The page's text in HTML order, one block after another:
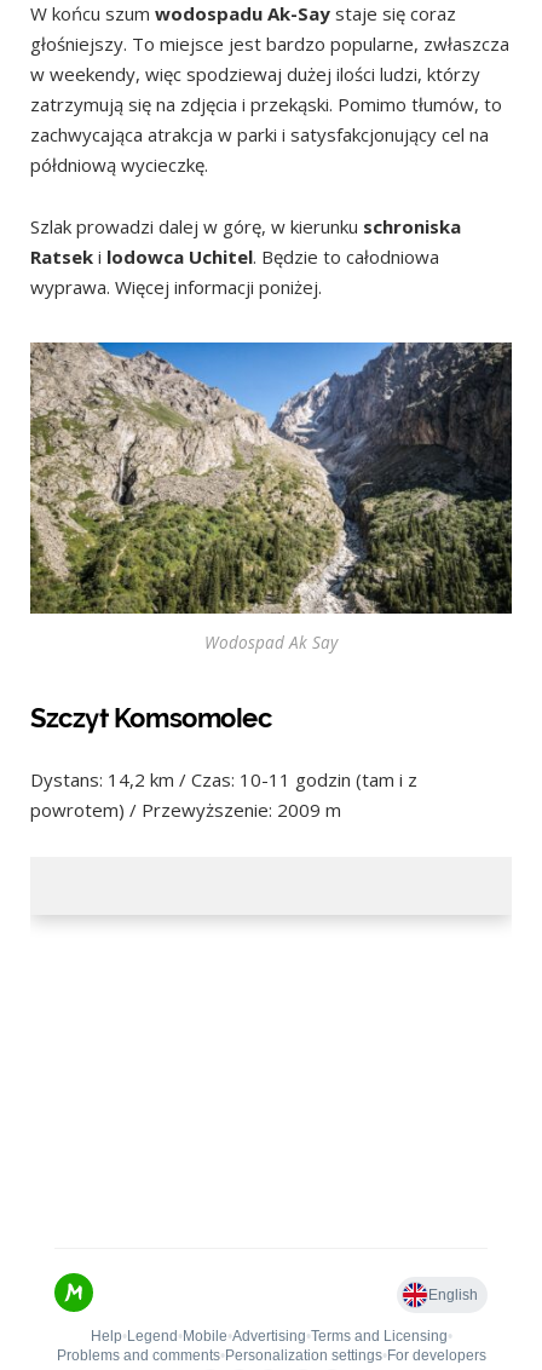
W końcu szum wodospadu Ak-Say staje się coraz
głośniejszy. To miejsce jest bardzo popularne, zwłaszcza
w weekendy, więc spodziewaj dużej ilości ludzi, którzy
zatrzymują się na zdjęcia i przekąski. Pomimo tłumów, to
zachwycająca atrakcja w parki i satysfakcjonujący cel na
półdniową wycieczkę.
Szlak prowadzi dalej w górę, w kierunku schroniska
Ratsek i lodowca Uchitel. Będzie to całodniowa
wyprawa. Więcej informacji poniżej.
Wodospad Ak Say
Szczyt Komsomolec
Dystans: 14,2 km / Czas: 10-11 godzin (tam i z
powrotem) / Przewyższenie: 2009 m